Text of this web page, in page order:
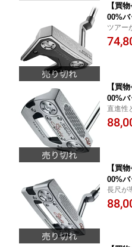
【買
00%バ
キャ
ツアー
7.2、
【買
00%バ
キャメ
ON
直進性
【買
00%バ
キャメ
ON
長尺が